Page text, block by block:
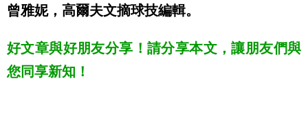
曾雅妮，高爾夫文摘球技編輯。
好文章與好朋友分享！請分享本文，讓朋友們與
您同享新知！